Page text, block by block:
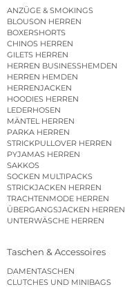
ANZÜGE & SMOKINGS
BLOUSON HERREN
BOXERSHORTS
CHINOS HERREN
GILETS HERREN
HERREN BUSINESSHEMDEN
HERREN HEMDEN
HERRENJACKEN
HOODIES HERREN
LEDERHOSEN
MÄNTEL HERREN
PARKA HERREN
STRICKPULLOVER HERREN
PYJAMAS HERREN
SAKKOS
SOCKEN MULTIPACKS
STRICKJACKEN HERREN
TRACHTENMODE HERREN
ÜBERGANGSJACKEN HERREN
UNTERWÄSCHE HERREN
Taschen & Accessoires
DAMENTASCHEN
CLUTCHES UND MINIBAGS